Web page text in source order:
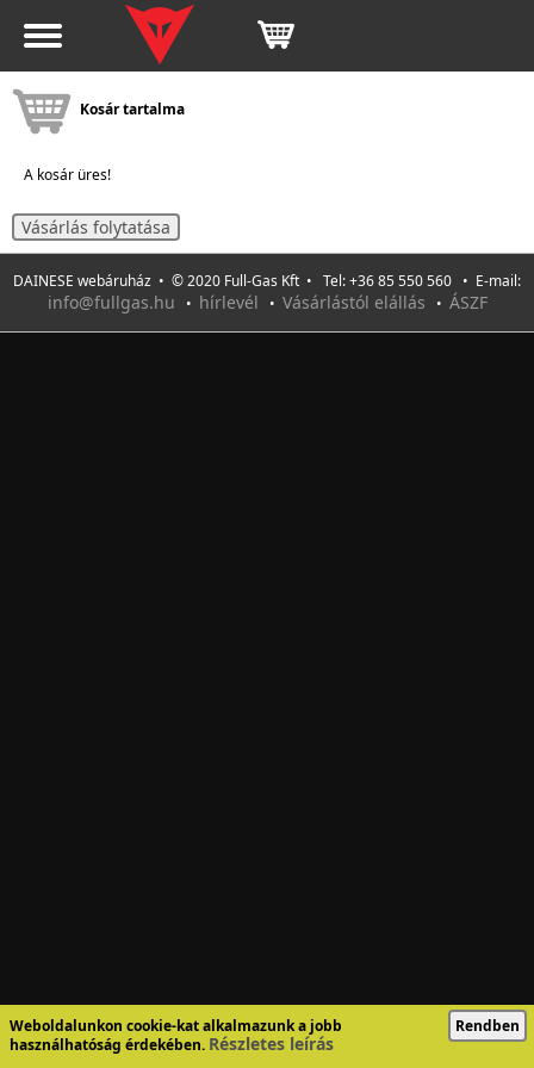
Weboldalunkon cookie-kat alkalmazunk a jobb
használhatóság érdekében. Részletes leírás
Rendben
Kosár tartalma
A kosár üres!
Vásárlás folytatása
DAINESE webáruház • © 2020 Full-Gas Kft • Tel: +36 85 550 560 • E-mail:
info@fullgas.hu • hírlevél • Vásárlástól elállás • ÁSZF